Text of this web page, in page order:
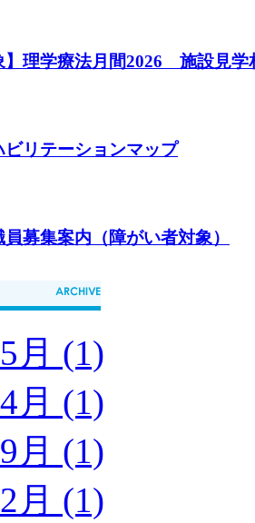
】理学療法月間2026 施設見学
リテーションマップ
募集案内（障がい者対象）
月 (1)
月 (1)
月 (1)
月 (1)